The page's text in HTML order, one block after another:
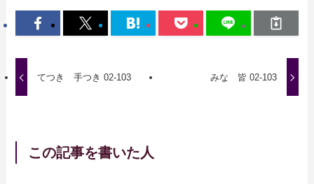
てつき 手つき 02-103 みな 皆 02-103
この記事を書いた人